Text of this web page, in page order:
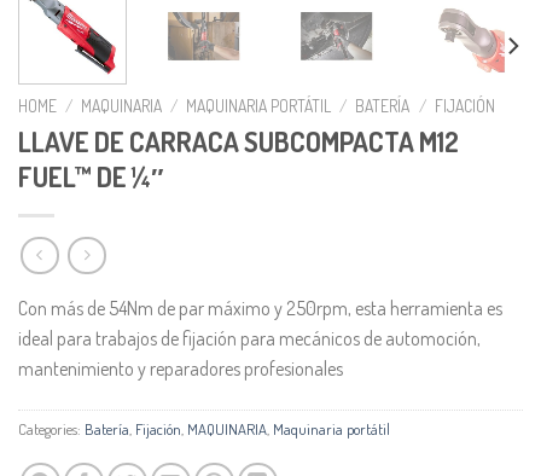
HOME / MAQUINARIA / MAQUINARIA PORTÁTIL / BATERÍA / FIJACIÓN
LLAVE DE CARRACA SUBCOMPACTA M12
FUEL™ DE ¼″
Con más de 54Nm de par máximo y 250rpm, esta herramienta es
ideal para trabajos de fijación para mecánicos de automoción,
mantenimiento y reparadores profesionales
Categories: Batería Fijación MAQUINARIA Maquinaria portátil